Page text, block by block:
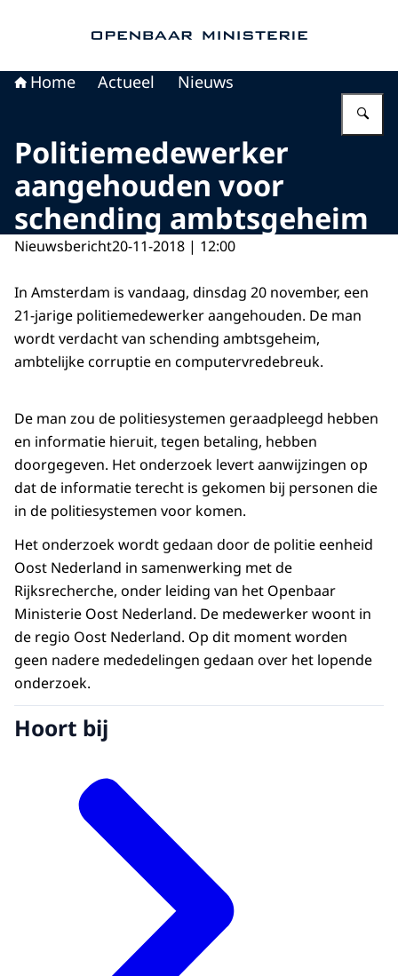
Home Actueel Nieuws
Politiemedewerker
aangehouden voor
schending ambtsgeheim
Nieuwsbericht20-11-2018 | 12:00
In Amsterdam is vandaag, dinsdag 20 november, een
21-jarige politiemedewerker aangehouden. De man
wordt verdacht van schending ambtsgeheim,
ambtelijke corruptie en computervredebreuk.
De man zou de politiesystemen geraadpleegd hebben
en informatie hieruit, tegen betaling, hebben
doorgegeven. Het onderzoek levert aanwijzingen op
dat de informatie terecht is gekomen bij personen die
in de politiesystemen voor komen.
Het onderzoek wordt gedaan door de politie eenheid
Oost Nederland in samenwerking met de
Rijksrecherche, onder leiding van het Openbaar
Ministerie Oost Nederland. De medewerker woont in
de regio Oost Nederland. Op dit moment worden
geen nadere mededelingen gedaan over het lopende
onderzoek.
Hoort bij